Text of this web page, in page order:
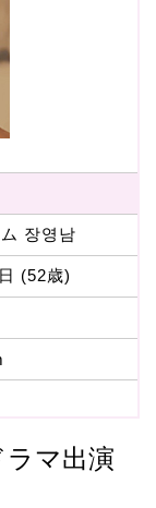
장영남
(52歳)
マ出演